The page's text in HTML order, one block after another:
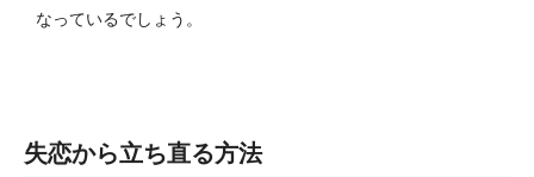
なっているでしょう。
失恋から立ち直る方法